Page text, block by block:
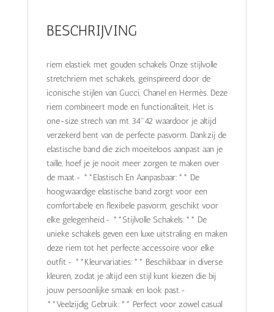
BESCHRIJVING
riem elastiek met gouden schakels Onze stijlvolle
stretchriem met schakels, geïnspireerd door de
iconische stijlen van Gucci, Chanel en Hermès. Deze
riem combineert mode en functionaliteit, Het is
one-size strech van mt 34™42 waardoor je altijd
verzekerd bent van de perfecte pasvorm. Dankzij de
elastische band die zich moeiteloos aanpast aan je
taille, hoef je je nooit meer zorgen te maken over
de maat.- **Elastisch En Aanpasbaar:** De
hoogwaardige elastische band zorgt voor een
comfortabele en flexibele pasvorm, geschikt voor
elke gelegenheid.- **Stijlvolle Schakels:** De
unieke schakels geven een luxe uitstraling en maken
deze riem tot het perfecte accessoire voor elke
outfit.- **Kleurvariaties:** Beschikbaar in diverse
kleuren, zodat je altijd een stijl kunt kiezen die bij
jouw persoonlijke smaak en look past.-
**Veelzijdig Gebruik:** Perfect voor zowel casual